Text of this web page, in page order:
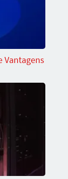
Vantagens